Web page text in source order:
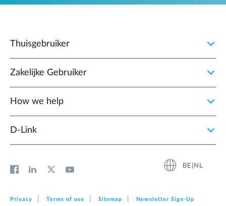
Thuisgebruiker
Zakelijke Gebruiker
How we help
D‑Link
BE|NL
Privacy Terms of use Sitemap Newsletter Sign‑Up